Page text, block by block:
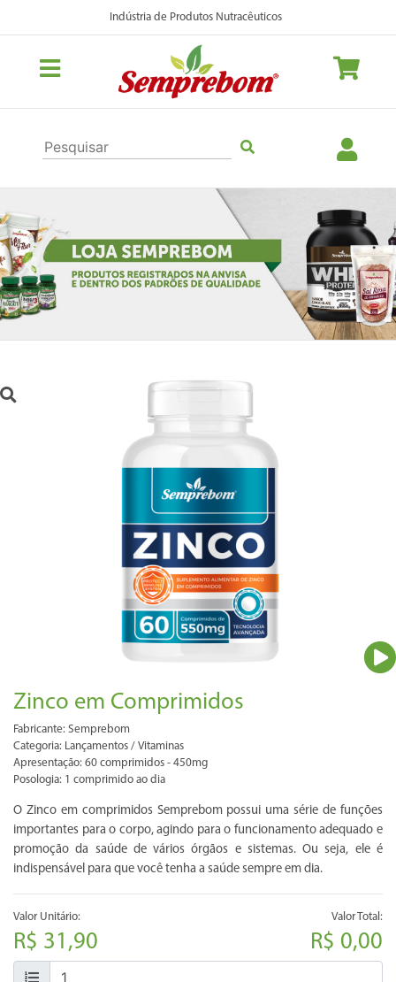
Indústria de Produtos Nutracêuticos
Previous Next
Zinco em Comprimidos
Fabricante: Semprebom
Categoria: Lançamentos / Vitaminas
Apresentação: 60 comprimidos - 450mg
Posologia: 1 comprimido ao dia
O Zinco em comprimidos Semprebom possui uma série de funções
importantes para o corpo, agindo para o funcionamento adequado e
promoção da saúde de vários órgãos e sistemas. Ou seja, ele é
indispensável para que você tenha a saúde sempre em dia.
Valor Unitário:
R$ 31,90
Valor Total:
R$ 0,00